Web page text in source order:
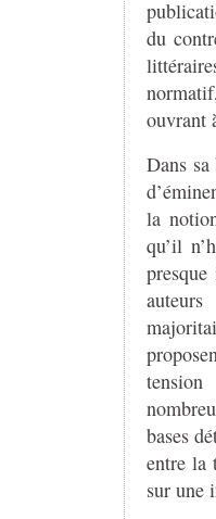
du
ouvrant
Dans
la
qu’il
bases
entre la
sur une